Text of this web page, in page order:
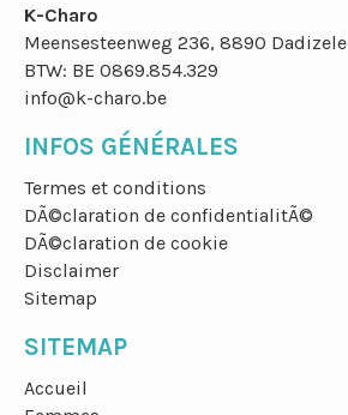
K-Charo
Meensesteenweg 236, 8890 Dadizele
BTW: BE 0869.854.329
info@k-charo.be
INFOS GÉNÉRALES
Termes et conditions
DÃ©claration de confidentialitÃ©
DÃ©claration de cookie
Disclaimer
Sitemap
SITEMAP
Accueil